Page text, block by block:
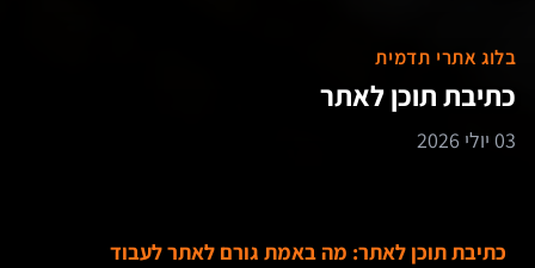
בלוג אתרי תדמית
כתיבת תוכן לאתר
03 יולי 2026
כתיבת תוכן לאתר: מה באמת גורם לאתר לעבוד